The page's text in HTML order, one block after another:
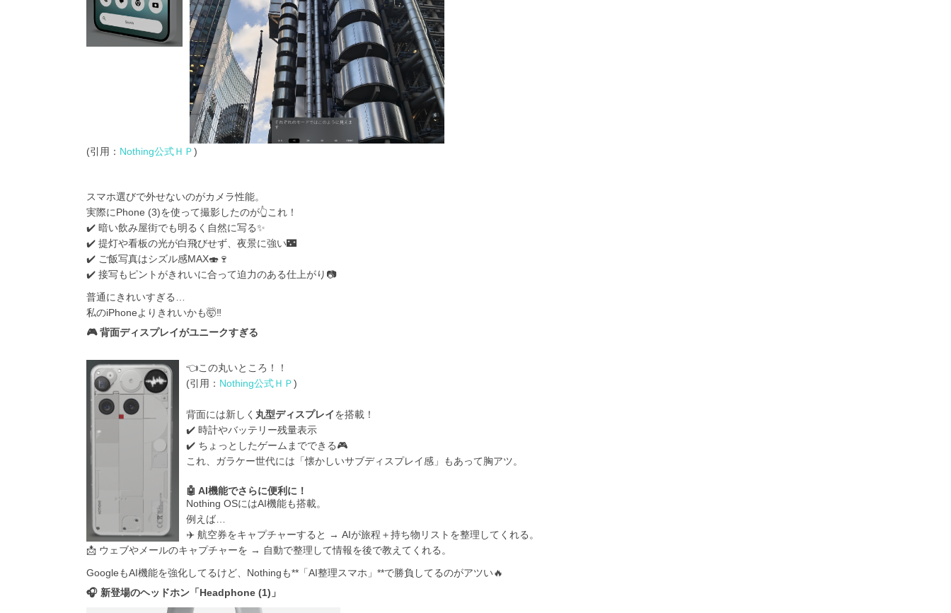
(引用： Nothing公式ＨＰ)
スマホ選びで外せないのがカメラ性能。
実際にPhone (3)を使って撮影したのが👆これ！
✔️ 暗い飲み屋街でも明るく自然に写る✨
✔️ 提灯や看板の光が白飛びせず、夜景に強い🌃
✔️ ご飯写真はシズル感MAX🍣🍷
✔️ 接写もピントがきれいに合って迫力のある仕上がり📷
普通にきれいすぎる…
私のiPhoneよりきれいかも🤯‼️
🎮 背面ディスプレイがユニークすぎる
👈この丸いところ！！
(引用： Nothing公式ＨＰ)
背面には新しく 丸型ディスプレイを搭載！
✔️ 時計やバッテリー残量表示
✔️ ちょっとしたゲームまでできる🎮
これ、ガラケー世代には「懐かしいサブディスプレイ感」もあって胸アツ。
🤖 AI機能でさらに便利に！
Nothing OSにはAI機能も搭載。
例えば…
✈️ 航空券をキャプチャーすると → AIが旅程＋持ち物リストを整理してくれる。
📩 ウェブやメールのキャプチャーを → 自動で整理して情報を後で教えてくれる。
GoogleもAI機能を強化してるけど、Nothingも**「AI整理スマホ」**で勝負してるのがアツい🔥
🎧 新登場のヘッドホン「Headphone (1)」